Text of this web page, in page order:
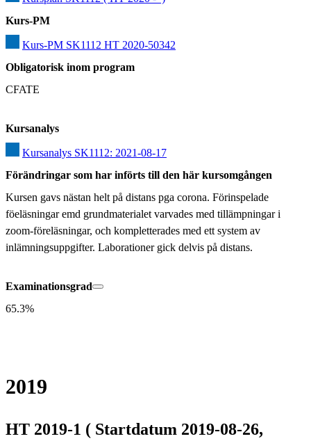
Kurs-PM
Kurs-PM SK1112 HT 2020-50342
Obligatorisk inom program
CFATE
Kursanalys
Kursanalys SK1112: 2021-08-17
Förändringar som har införts till den här kursomgången
Kursen gavs nästan helt på distans pga corona. Förinspelade
föeläsningar emd grundmaterialet varvades med tillämpningar i
zoom-föreläsningar, och kompletterades med ett system av
inlämningsuppgifter. Laborationer gick delvis på distans.
Examinationsgrad
65.3%
2019
HT 2019-1 ( Startdatum 2019-08-26,